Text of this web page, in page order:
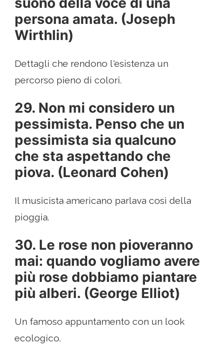
persona amata. (Joseph
Wirthlin)
Dettagli che rendono l'esistenza un
percorso pieno di colori.
29. Non mi considero un
pessimista. Penso che un
pessimista sia qualcuno
che sta aspettando che
piova. (Leonard Cohen)
Il musicista americano parlava così della
pioggia.
30. Le rose non pioveranno
mai: quando vogliamo avere
più rose dobbiamo piantare
più alberi. (George Elliot)
Un famoso appuntamento con un look
ecologico.